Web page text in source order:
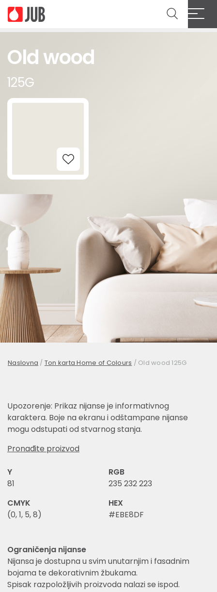
Old wood
125G
Add to Wishlist
Naslovna / Ton karta Home of Colours / Old wood 125G
Upozorenje: Prikaz nijanse je informativnog
karaktera. Boje na ekranu i odštampane nijanse
mogu odstupati od stvarnog stanja.
Pronađite proizvod
Y
81
RGB
235 232 223
CMYK
(0, 1, 5, 8)
HEX
#EBE8DF
Ograničenja nijanse
Nijansa je dostupna u svim unutarnjim i fasadnim
bojama te dekorativnim žbukama.
Spisak razpoložljivih proizvoda nalazi se ispod.